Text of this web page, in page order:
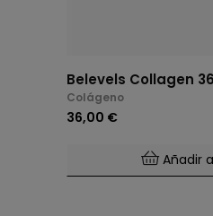
Belevels Collagen
Colágeno
36,00 €
Añadir